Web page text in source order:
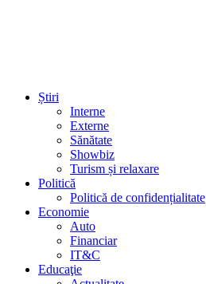
Știri
Interne
Externe
Sănătate
Showbiz
Turism și relaxare
Politică
Politică de confidențialitate
Economie
Auto
Financiar
IT&C
Educaţie